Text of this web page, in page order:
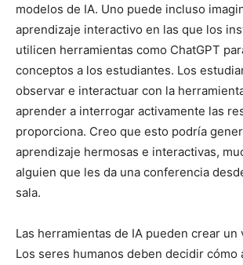
modelos de IA. Uno puede incluso
aprendizaje interactivo en las que los
utilicen herramientas como ChatGPT
conceptos a los estudiantes. Los
observar e interactuar con la
aprender a interrogar activamente las
proporciona. Creo que esto podría
aprendizaje hermosas e interactivas,
alguien que les da una conferencia
sala.
Las herramientas de IA pueden crear un
Los seres humanos deben decidir cómo